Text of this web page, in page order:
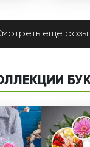
еще розы